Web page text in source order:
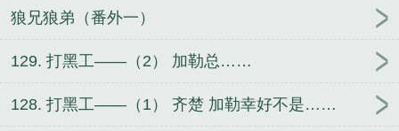
狼兄狼弟（番外一）
129. 打黑工——（2） 加勒总……
128. 打黑工——（1） 齐楚 加勒幸好不是……